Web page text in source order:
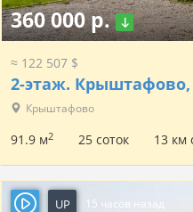
360 000 р.
≈ 122 507 $
2-этаж. Крыштафово,
Крыштафово
91.9 м2 25 соток 13 км
UP 15 часов назад